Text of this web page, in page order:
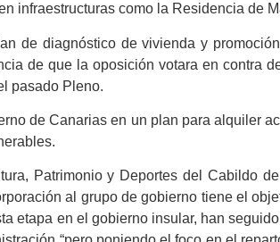
infraestructuras como la Residencia de
de diagnóstico de vivienda y
de que la oposición votara en contra
pasado Pleno.
de Canarias en un plan para alquiler
Patrimonio y Deportes del Cabildo
al grupo de gobierno tiene el
etapa en el gobierno insular, han